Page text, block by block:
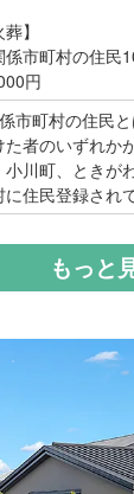
葬】
市町村の住民
円
市町村の住民
た者のいずれか
小川町、ときが
に住民登録され
もっと